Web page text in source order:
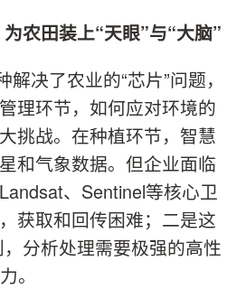
农田装上“天眼”与“大脑”
决了农业的“芯片”问题，
理环节，如何应对环境的
挑战。在种植环节，智慧
和气象数据。但企业面临
、Sentinel等核心卫
获取和回传困难；二是这
分析处理需要极强的高性
。